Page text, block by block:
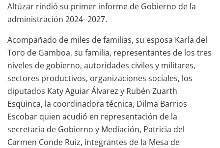
Altúzar rindió su primer informe de Gobierno de la
administración 2024- 2027.
Acompañado de miles de familias, su esposa Karla del
Toro de Gamboa, su familia, representantes de los tres
niveles de gobierno, autoridades civiles y militares,
sectores productivos, organizaciones sociales, los
diputados Katy Aguiar Álvarez y Rubén Zuarth
Esquinca, la coordinadora técnica, Dilma Barrios
Escobar quien acudió en representación de la
secretaria de Gobierno y Mediación, Patricia del
Carmen Conde Ruiz, integrantes de la Mesa de